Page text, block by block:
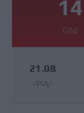
14
DNI
21.08
/PIĄ/